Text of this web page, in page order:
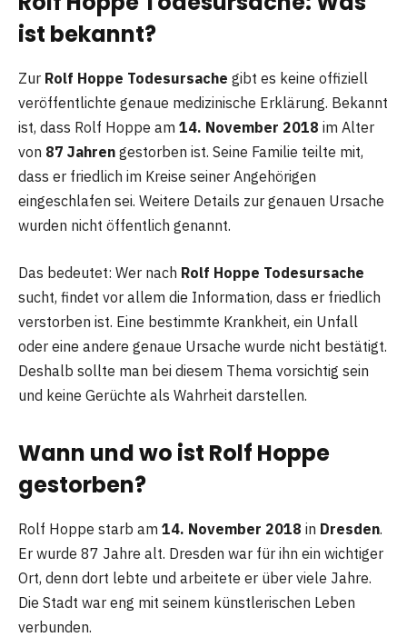
ist bekannt?
Zur Rolf Hoppe Todesursache gibt es keine offiziell
veröffentlichte genaue medizinische Erklärung. Bekannt
ist, dass Rolf Hoppe am 14. November 2018 im Alter
von 87 Jahren gestorben ist. Seine Familie teilte mit,
dass er friedlich im Kreise seiner Angehörigen
eingeschlafen sei. Weitere Details zur genauen Ursache
wurden nicht öffentlich genannt.
Das bedeutet: Wer nach Rolf Hoppe Todesursache
sucht, findet vor allem die Information, dass er friedlich
verstorben ist. Eine bestimmte Krankheit, ein Unfall
oder eine andere genaue Ursache wurde nicht bestätigt.
Deshalb sollte man bei diesem Thema vorsichtig sein
und keine Gerüchte als Wahrheit darstellen.
Wann und wo ist Rolf Hoppe
gestorben?
Rolf Hoppe starb am 14. November 2018 in Dresden.
Er wurde 87 Jahre alt. Dresden war für ihn ein wichtiger
Ort, denn dort lebte und arbeitete er über viele Jahre.
Die Stadt war eng mit seinem künstlerischen Leben
verbunden.